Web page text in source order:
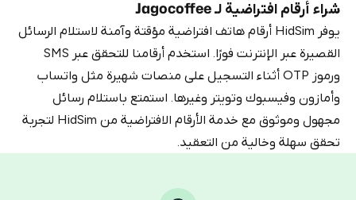
شراء أرقام افتراضية لـ Jagocoffee
يوفر HidSim أرقام هاتف افتراضية مؤقتة وآمنة لاستلام الرسائل
القصيرة عبر الإنترنت فورًا. استخدم أرقامنا للتحقق عبر SMS
ورموز OTP أثناء التسجيل على منصات شهيرة مثل واتساب
وأمازون وفيسبوك وتويتر وغيرها. استمتع باستلام رسائل
مجهول وموثوق مع خدمة الأرقام الافتراضية من HidSim لتجربة
تحقق سهلة وخالية من التعقيد.